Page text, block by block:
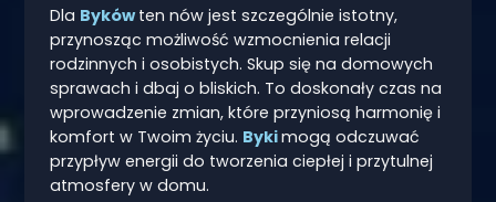
Dla Bykówten nów jest szczególnie istotny,
przynosząc możliwość wzmocnienia relacji
rodzinnych i osobistych. Skup się na domowych
sprawach i dbaj o bliskich. To doskonały czas na
wprowadzenie zmian, które przyniosą harmonię i
komfort w Twoim życiu. Bykimogą odczuwać
przypływ energii do tworzenia ciepłej i przytulnej
atmosfery w domu.